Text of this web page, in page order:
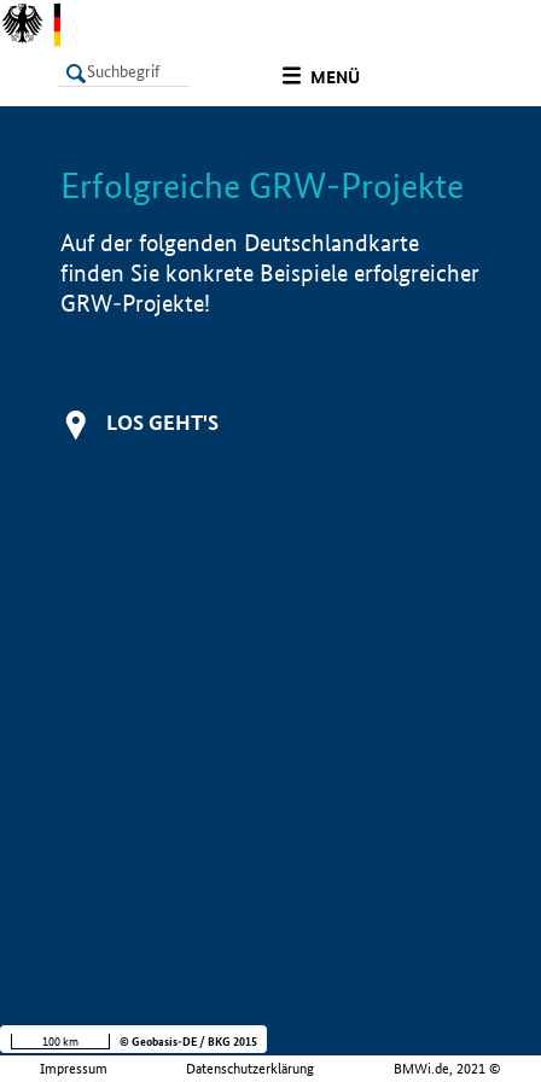
MENÜ
LISTE Info
Erfolgreiche GRW-Projekte
Auf der folgenden Deutschlandkarte
finden Sie konkrete Beispiele erfolgreicher
GRW-Projekte!
LOS GEHT'S
Impressum Datenschutzerklärung BMWi.de, 2021 ©
100 km © Geobasis-DE / BKG 2015